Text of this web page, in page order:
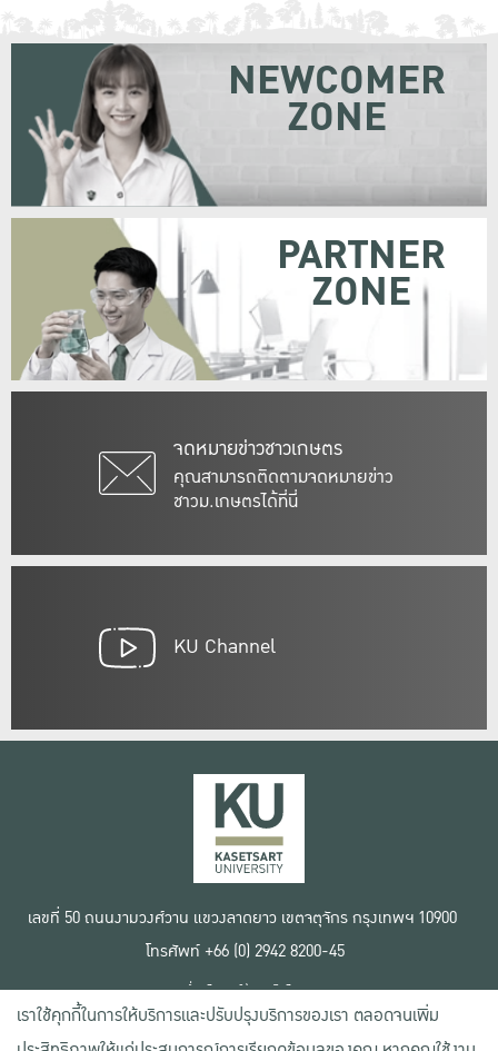
จดหมายข่าวชาวเกษตร
คุณสามารถติดตามจดหมายข่าว
ชาวม.เกษตรได้ที่นี่
NEWCOMER
ZONE
PARTNER
ZONE
KU Channel
เลขที่ 50 ถนนงามวงศ์วาน แขวงลาดยาว เขตจตุจักร กรุงเทพฯ 10900
โทรศัพท์ +66 (0) 2942 8200-45
เงื่อนไขการใช้งานเว็บไซต์
ข้อตกลงด้านสิทธิ์ใช้งาน
นโยบายความเป็นส่วนตัว
เราใช้คุกกี้ในการให้บริการและปรับปรุงบริการของเรา ตลอดจนเพิ่ม